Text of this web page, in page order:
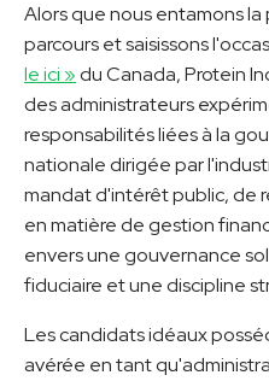
Alors que nous entamons
parcours et saisissons
le ici » du Canada, Protein
des administrateurs
responsabilités liées à la
nationale dirigée par
mandat d'intérêt public, de
en matière de gestion
envers une gouvernance
fiduciaire et une discipline
Les candidats idéaux
avérée en tant